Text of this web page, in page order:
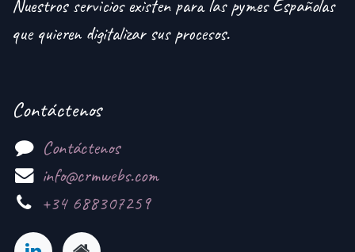
Nuestros servicios existen para las pymes Españolas
que quieren digitalizar sus procesos.
Contáctenos
Contáctenos
info@crmwebs.com
+34 688307259